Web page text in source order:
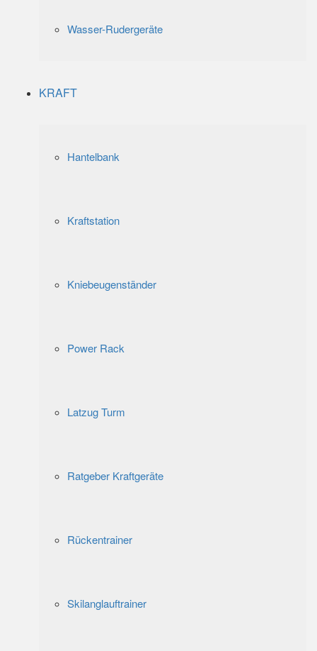
Wasser-Rudergeräte
KRAFT
Hantelbank
Kraftstation
Kniebeugenständer
Power Rack
Latzug Turm
Ratgeber Kraftgeräte
Rückentrainer
Skilanglauftrainer